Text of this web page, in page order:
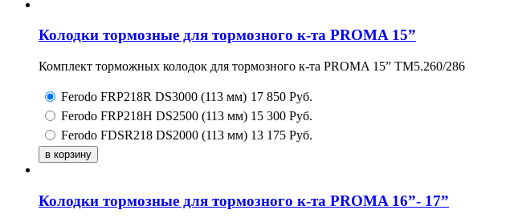
Колодки тормозные для тормозного к-та PROMA 15”
Комплект торможных колодок для тормозного к-та PROMA 15” ТМ5.260/286
Ferodo FRP218R DS3000 (113 мм) 17 850 Руб.
Ferodo FRP218H DS2500 (113 мм) 15 300 Руб.
Ferodo FDSR218 DS2000 (113 мм) 13 175 Руб.
Колодки тормозные для тормозного к-та PROMA 16”- 17”